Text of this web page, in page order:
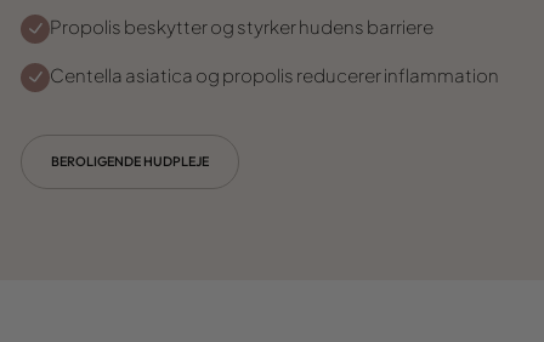
Propolis beskytter og styrker hudens barriere
Centella asiatica og propolis reducerer inflammation
BEROLIGENDE HUDPLEJE